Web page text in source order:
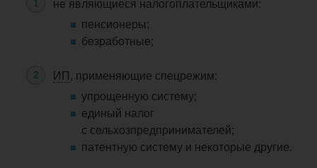
не являющиеся налогоплательщиками:
пенсионеры;
безработные;
ИП , применяющие спецрежим:
упрощенную систему;
единый налог
с сельхозпредпринимателей;
патентную систему и некоторые другие.